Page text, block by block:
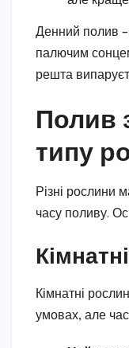
Денний полив –
палючим
решта
Полив
типу
Різні рослини
часу поливу.
Кімнатні
умовах, але